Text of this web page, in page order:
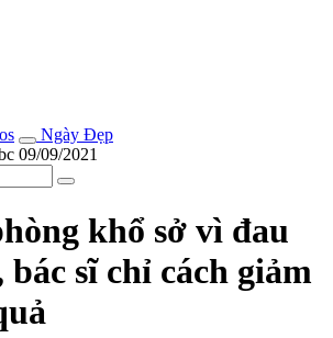
Ngày Đẹp
09/09/2021
khổ sở vì đau
bác sĩ chỉ cách giảm